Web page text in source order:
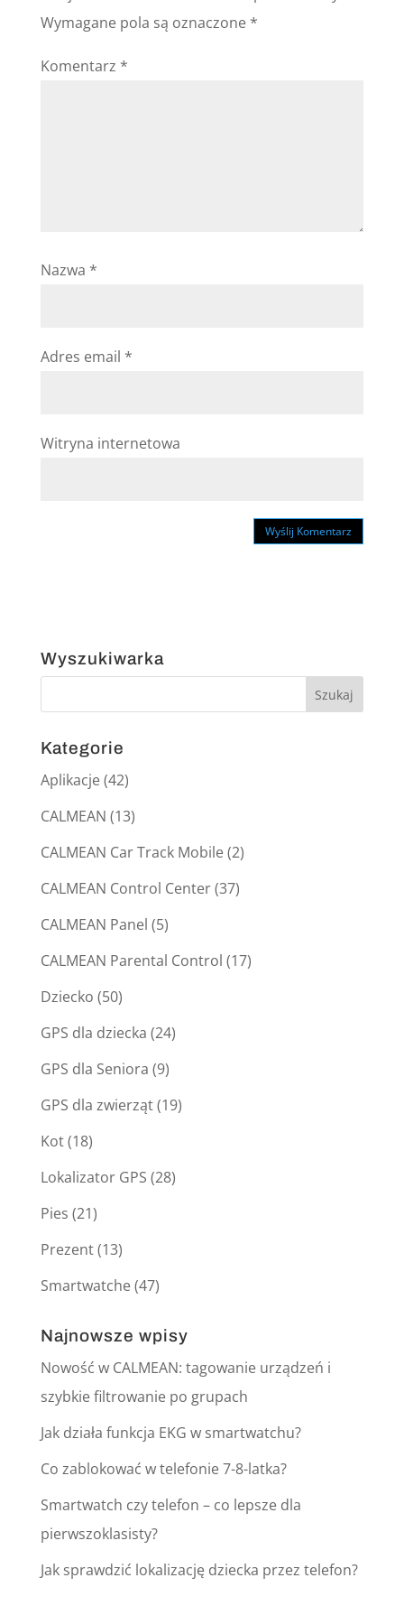
Wymagane pola są oznaczone *
Komentarz *
Nazwa *
Adres email *
Witryna internetowa
Wyszukiwarka
Kategorie
Aplikacje(42)
CALMEAN (13)
CALMEAN Car Track Mobile(2)
CALMEAN Control Center(37)
CALMEAN Panel (5)
CALMEAN Parental Control (17)
Dziecko (50)
GPS dla dziecka (24)
GPS dla Seniora (9)
GPS dla zwierząt(19)
Kot(18)
Lokalizator GPS (28)
Pies (21)
Prezent(13)
Smartwatche(47)
Najnowsze wpisy
Nowość w CALMEAN: tagowanie urządzeń i
szybkie filtrowanie po grupach
Jak działa funkcja EKG w smartwatchu?
Co zablokować w telefonie 7-8-latka?
Smartwatch czy telefon – co lepsze dla
pierwszoklasisty?
Jak sprawdzić lokalizację dziecka przez telefon?